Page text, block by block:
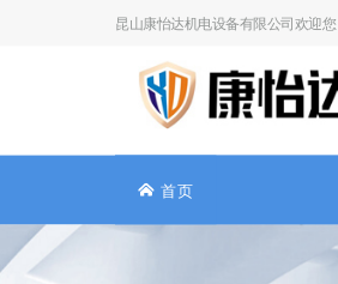
昆山康怡达机电设备有限公司欢迎您
首页